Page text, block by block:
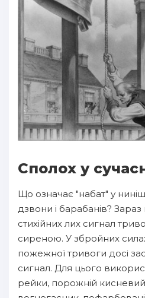
Сполох у
Що означає "набат" у
дзвони і барабанів? Зараз
стихійних лих сигнал
сиреною. У збройних
пожежної тривоги досі
сигнал. Для цього
рейки, порожній